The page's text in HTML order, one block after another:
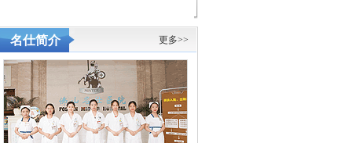
名仕简介 更多>>